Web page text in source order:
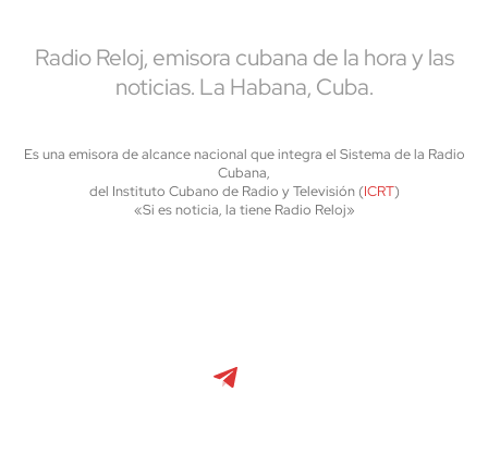
Radio Reloj, emisora cubana de la hora y las
noticias. La Habana, Cuba.
Es una emisora de alcance nacional que integra el Sistema de la Radio
Cubana,
del Instituto Cubano de Radio y Televisión (ICRT)
«Si es noticia, la tiene Radio Reloj»